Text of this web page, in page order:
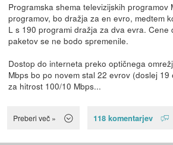
Programska shema televizijskih programov
programov, bo dražja za en evro, medtem
L s 190 programi dražja za dva evra. Cene
paketov se ne bodo spremenile.
Dostop do interneta preko optičnega
Mbps bo po novem stal 22 evrov (doslej 19
za hitrost 100/10 Mbps...
Preberi več » 118 komentarjev